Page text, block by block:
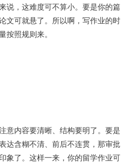
说，这难度可不算小。要是你的篇
文可就悬了。所以啊，写作业的时
按照规则来。
意内容要清晰、结构要明了。要是
达含糊不清、前后不连贯，那审批
象了。这样一来，你的留学作业可